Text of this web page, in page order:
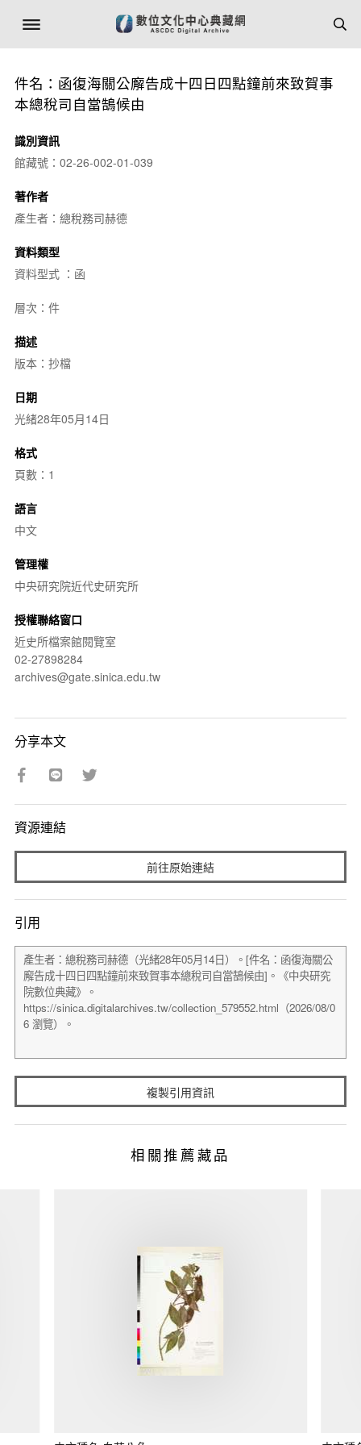
件名：函復海關公廨告成十四日四點鐘前來致賀事
本總稅司自當鵠候由
識別資訊
館藏號：02-26-002-01-039
著作者
產生者：總稅務司赫德
資料類型
資料型式 ：函
層次：件
描述
版本：抄檔
日期
光緒28年05月14日
格式
頁數：1
語言
中文
管理權
中央研究院近代史研究所
授權聯絡窗口
近史所檔案館閱覽室
02-27898284
archives@gate.sinica.edu.tw
分享本文
資源連結
前往原始連結
引用
複製引用資訊
相關推薦藏品